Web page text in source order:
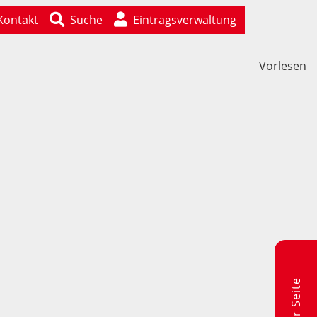
Suche Eintragsverwaltung
Vorlesen